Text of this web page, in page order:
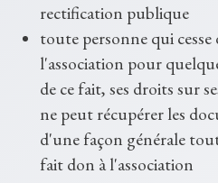
rectification publique
toute personne qui cesse
l'association pour
de ce fait, ses droits sur
ne peut récupérer les
d'une façon générale
fait don à l'association